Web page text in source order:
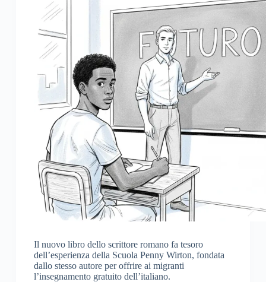
Il nuovo libro dello scrittore romano fa tesoro
dell’esperienza della Scuola Penny Wirton, fondata
dallo stesso autore per offrire ai migranti
l’insegnamento gratuito dell’italiano.